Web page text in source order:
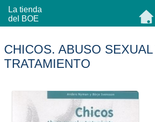
La tienda
del BOE
CHICOS. ABUSO
TRATAMIENTO